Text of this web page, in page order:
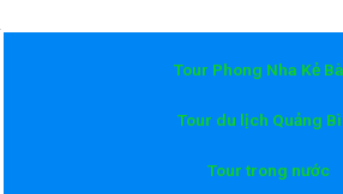
Tour Phong Nha Kẻ
Tour du lịch Quảng
Tour trong nước